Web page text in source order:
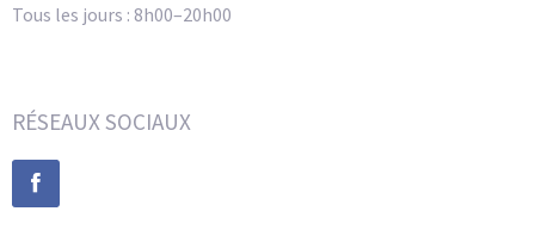
Tous les jours : 8h00–20h00
RÉSEAUX SOCIAUX